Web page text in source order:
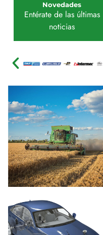
Novedades
Entérate de las últimas
noticias